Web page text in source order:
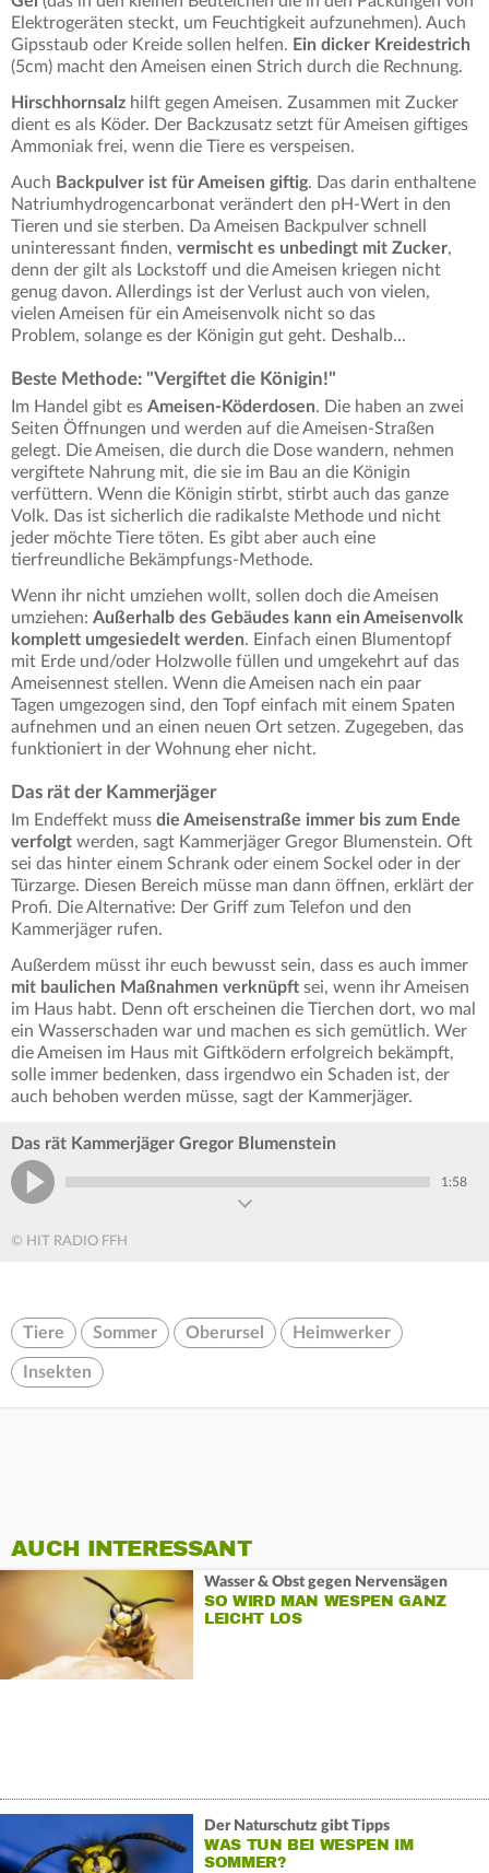
Elektrogeräten steckt, um Feuchtigkeit aufzunehmen). Auch
Gipsstaub oder Kreide sollen helfen. Ein dicker Kreidestrich
(5cm) macht den Ameisen einen Strich durch die Rechnung.
Hirschhornsalz hilft gegen Ameisen. Zusammen mit Zucker
dient es als Köder. Der Backzusatz setzt für Ameisen giftiges
Ammoniak frei, wenn die Tiere es verspeisen.
Auch Backpulver ist für Ameisen giftig. Das darin enthaltene
Natriumhydrogencarbonat verändert den pH-Wert in den
Tieren und sie sterben. Da Ameisen Backpulver schnell
uninteressant finden, vermischt es unbedingt mit Zucker,
denn der gilt als Lockstoff und die Ameisen kriegen nicht
genug davon. Allerdings ist der Verlust auch von vielen,
vielen Ameisen für ein Ameisenvolk nicht so das
Problem, solange es der Königin gut geht. Deshalb...
Beste Methode: "Vergiftet die Königin!"
Im Handel gibt es Ameisen-Köderdosen. Die haben an zwei
Seiten Öffnungen und werden auf die Ameisen-Straßen
gelegt. Die Ameisen, die durch die Dose wandern, nehmen
vergiftete Nahrung mit, die sie im Bau an die Königin
verfüttern. Wenn die Königin stirbt, stirbt auch das ganze
Volk. Das ist sicherlich die radikalste Methode und nicht
jeder möchte Tiere töten. Es gibt aber auch eine
tierfreundliche Bekämpfungs-Methode.
Wenn ihr nicht umziehen wollt, sollen doch die Ameisen
umziehen: Außerhalb des Gebäudes kann ein Ameisenvolk
komplett umgesiedelt werden. Einfach einen Blumentopf
mit Erde und/oder Holzwolle füllen und umgekehrt auf das
Ameisennest stellen. Wenn die Ameisen nach ein paar
Tagen umgezogen sind, den Topf einfach mit einem Spaten
aufnehmen und an einen neuen Ort setzen. Zugegeben, das
funktioniert in der Wohnung eher nicht.
Das rät der Kammerjäger
Im Endeffekt muss die Ameisenstraße immer bis zum Ende
verfolgt werden, sagt Kammerjäger Gregor Blumenstein. Oft
sei das hinter einem Schrank oder einem Sockel oder in der
Türzarge. Diesen Bereich müsse man dann öffnen, erklärt der
Profi. Die Alternative: Der Griff zum Telefon und den
Kammerjäger rufen.
Außerdem müsst ihr euch bewusst sein, dass es auch immer
mit baulichen Maßnahmen verknüpft sei, wenn ihr Ameisen
im Haus habt. Denn oft erscheinen die Tierchen dort, wo mal
ein Wasserschaden war und machen es sich gemütlich. Wer
die Ameisen im Haus mit Giftködern erfolgreich bekämpft,
solle immer bedenken, dass irgendwo ein Schaden ist, der
auch behoben werden müsse, sagt der Kammerjäger.
Das rät Kammerjäger Gregor Blumenstein
1:58
© HIT RADIO FFH
Tiere Sommer Oberursel Heimwerker
Insekten
AUCH INTERESSANT
Wasser & Obst gegen Nervensägen
SO WIRD MAN WESPEN GANZ
LEICHT LOS
Der Naturschutz gibt Tipps
WAS TUN BEI WESPEN IM
SOMMER?